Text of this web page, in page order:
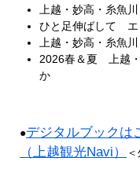
上越・妙高・糸魚
ひと足伸ばして エ
上越・妙高・糸魚
2026春＆夏 上越
か
●デジタルブックは
（上越観光Navi）